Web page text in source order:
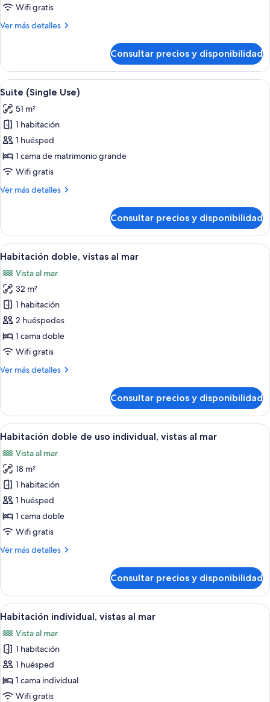
Wifi gratis
Ver más detalles
Más
Consultar precios y disponibilidad
Abrir
todas
las
fotos
de
Suite
(Single
Una habitación de hotel moderna
5
Suite (Single Use)
51 m²
1 habitación
1 huésped
1 cama de matrimonio grande
Wifi gratis
Ver más detalles
Más
(Single
Use)
Consultar precios y disponibilidad
Abrir
todas
las
fotos
de
Habitación
doble,
vistas
mar
Una habitación de hotel con una
6
Habitación doble, vistas al mar
Vista al mar
32 m²
1 habitación
2 huéspedes
1 cama doble
Wifi gratis
Ver más detalles
Más
doble,
vistas
al
Consultar precios y disponibilidad
Abrir
todas
las
fotos
de
Habitación
doble
de
individual,
mar
Una habitación de hotel con una
6
Habitación doble de uso individual, vistas al mar
Vista al mar
18 m²
1 habitación
1 huésped
1 cama doble
Wifi gratis
Ver más detalles
Más
doble
de
uso
vistas
al
mar
Consultar precios y disponibilidad
Abrir
todas
las
fotos
de
Habitación
individual,
Habitación de hotel con cama,
5
Habitación individual, vistas al mar
Vista al mar
1 habitación
1 huésped
1 cama individual
Wifi gratis